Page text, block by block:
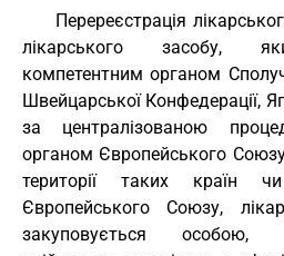
Перереєстрація
лікарського засобу,
компетентним органом
Швейцарської Конфедерації,
за централізованою
органом Європейського
території таких країн
Європейського Союзу,
закуповується особою,